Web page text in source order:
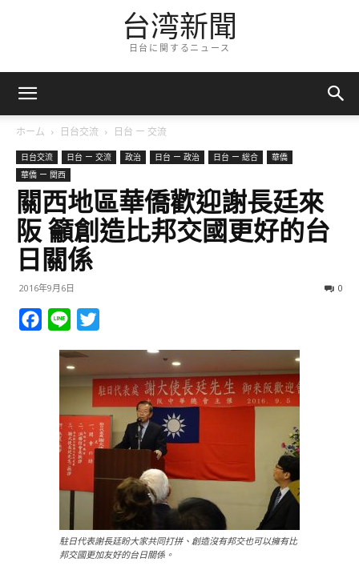
台湾新聞
日台に関するニュース
ホーム 日台交流 日台 ー 交流
日台交流 日台 ー 交流 政治 日台 ー 政治 日台 ー 総合
華僑
華僑 ー 関西
關西地區華僑歡迎謝長廷來
阪 籲創造比邦交國更好的台
日關係
2016年9月6日 0
Facebook
Line
駐日代表謝長廷盼大家共同打拼、創造沒有邦交也可以擁有比
邦交國更加友好的台日關係。